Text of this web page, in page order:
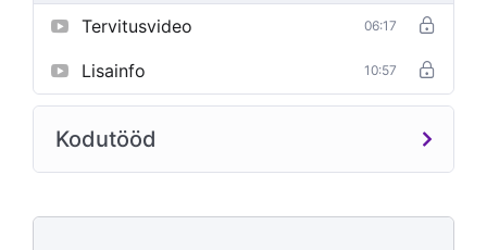
Tervitusvideo 06:17
Lisainfo 10:57
Kodutööd